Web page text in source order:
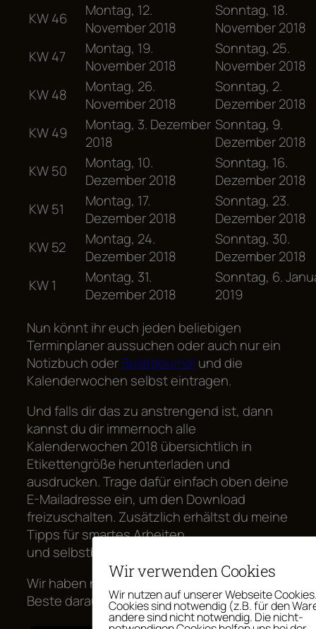
KW 46
Montag, 12.
November 2018
Sonntag, 18.
November 2018
KW 47
Montag, 19.
November 2018
Sonntag, 25.
November 2018
KW 48
Montag, 26.
November 2018
Sonntag, 2.
Dezember 2018
KW 49
Montag, 3. Dezember
2018
Sonntag, 9.
Dezember 2018
KW 50
Montag, 10.
Dezember 2018
Sonntag, 16.
Dezember 2018
KW 51
Montag, 17.
Dezember 2018
Sonntag, 23.
Dezember 2018
KW 52
Montag, 24.
Dezember 2018
Sonntag, 30.
Dezember 2018
KW 1
Montag, 31.
Dezember 2018
Sonntag, 6.
2019
Nun könnt ihr euch jeden beliebigen
Terminplaner aussuchen oder auch nur ein
Notizbuch oderBulletjournal und die
Kalenderwochen selbst eintragen.
Und falls dir das zu anstrengend ist, dann
kannst du dir immernoch alle
Kalenderwochen 2018 übersichtlich in
Etikettengröße herunterladen und
ausdrucken. Trage dafür einfach oben deine
E-Mailadresse ein, um den Download
freizuschalten. Zusätzlich erhältst du meine
Tipps für smartes Arbeiten
und selbstbestimmte Leben.
Wir haben nur ein Leben – Lasst uns das
Beste daraus machen!
Wir verwenden Cookies
Wir nutzen auf unserer Webseite
Cookies sind notwendig (z.B. für den
andere sind nicht notwendig. Die nicht-